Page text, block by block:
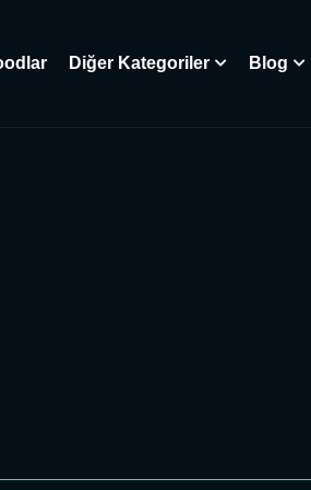
Diğer Kategoriler Blog